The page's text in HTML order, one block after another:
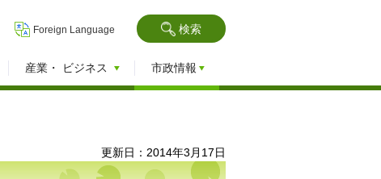
Foreign Language 検索
産業・ ビジネス 市政情報
更新日：2014年3月17日